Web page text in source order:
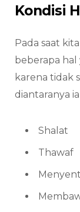
Kondisi
Pada saat
beberapa
karena tidak
diantaranya
Shalat
Thawaf